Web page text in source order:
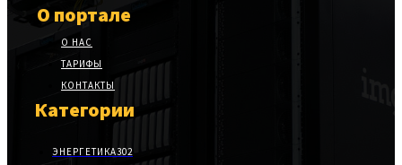
О портале
О НАС
ТАРИФЫ
КОНТАКТЫ
Категории
ЭНЕРГЕТИКА302